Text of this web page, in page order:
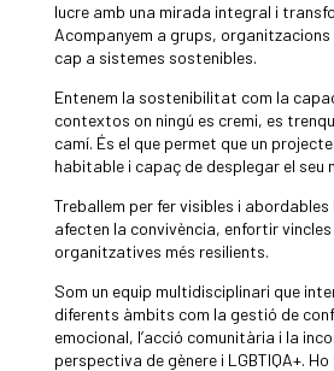
lucre amb una mirada integral i
Acompanyem a grups,
cap a sistemes sostenibles.
Entenem la sostenibilitat com la
contextos on ningú es cremi, es
camí. És el que permet que un
habitable i capaç de desplegar el seu
Treballem per fer visibles i abordables
afecten la convivència, enfortir
organitzatives més resilients.
Som un equip multidisciplinari que
diferents àmbits com la gestió de
emocional, l’acció comunitària i la
perspectiva de gènere i LGBTIQA+. Ho